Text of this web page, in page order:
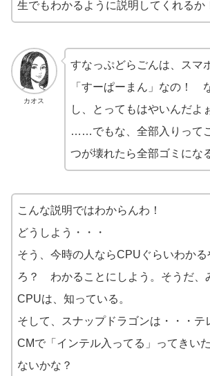
生でもわかるように説明してくれるか
カオス
すなっぷどらごんは、スマ
「すーぱーまん」なの！
し、とってもはやいんだよ
……でもな、全部入りって
つが壊れたら全部ゴミにな
こんな説明ではわからんわ！
どうしよう・・・
そう、今時の人ならCPUぐらいわかる
ろ？ わかることにしよう。そうだ、
CPUは、知っている。
そして、スナップドラゴンは・・・テ
CMで「インテル入ってる」ってきい
ないかな？